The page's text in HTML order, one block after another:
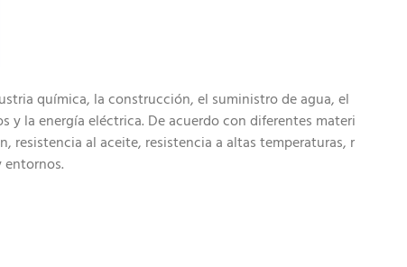
química, la construcción, el suministro de agua, el
la energía eléctrica. De acuerdo con diferentes materi
resistencia al aceite, resistencia a altas temperaturas, r
entornos.